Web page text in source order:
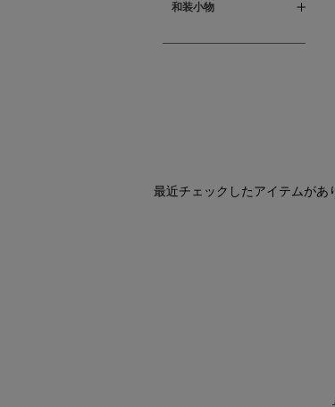
和装小物
最近チェックしたアイテムがあ